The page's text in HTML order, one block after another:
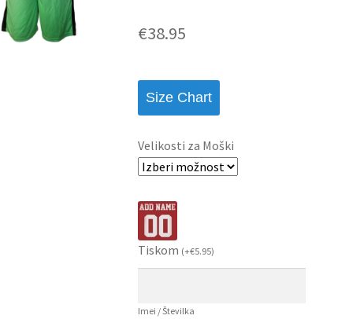
€38.95
Size Chart
Velikosti za Moški
Tiskom (+€5.95)
Imei / Številka